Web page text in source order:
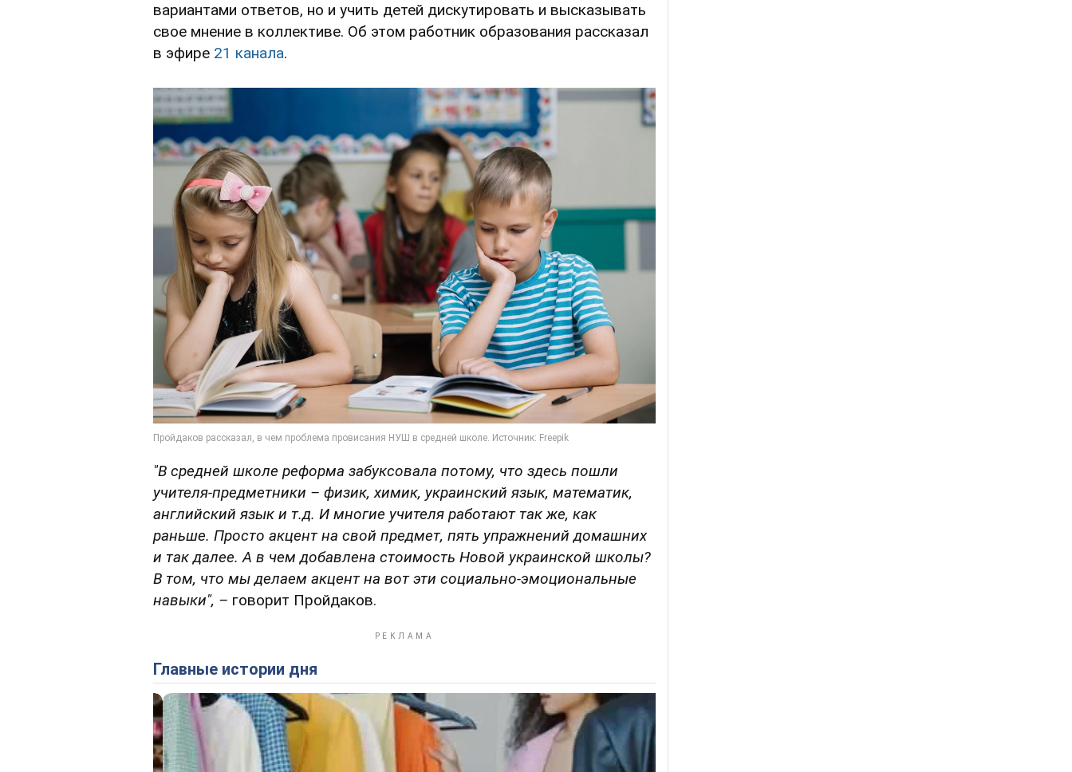
вариантами ответов, но и учить детей дискутировать и высказывать
свое мнение в коллективе. Об этом работник образования рассказал
в эфире 21 канала.
"В средней школе реформа забуксовала потому, что здесь пошли
учителя-предметники – физик, химик, украинский язык, математик,
английский язык и т.д. И многие учителя работают так же, как
раньше. Просто акцент на свой предмет, пять упражнений домашних
и так далее.А в чем добавлена стоимость Новой украинской школы?
В том, что мы делаем акцент на вот эти социально-эмоциональные
навыки", – говорит Пройдаков.
Главные истории дня